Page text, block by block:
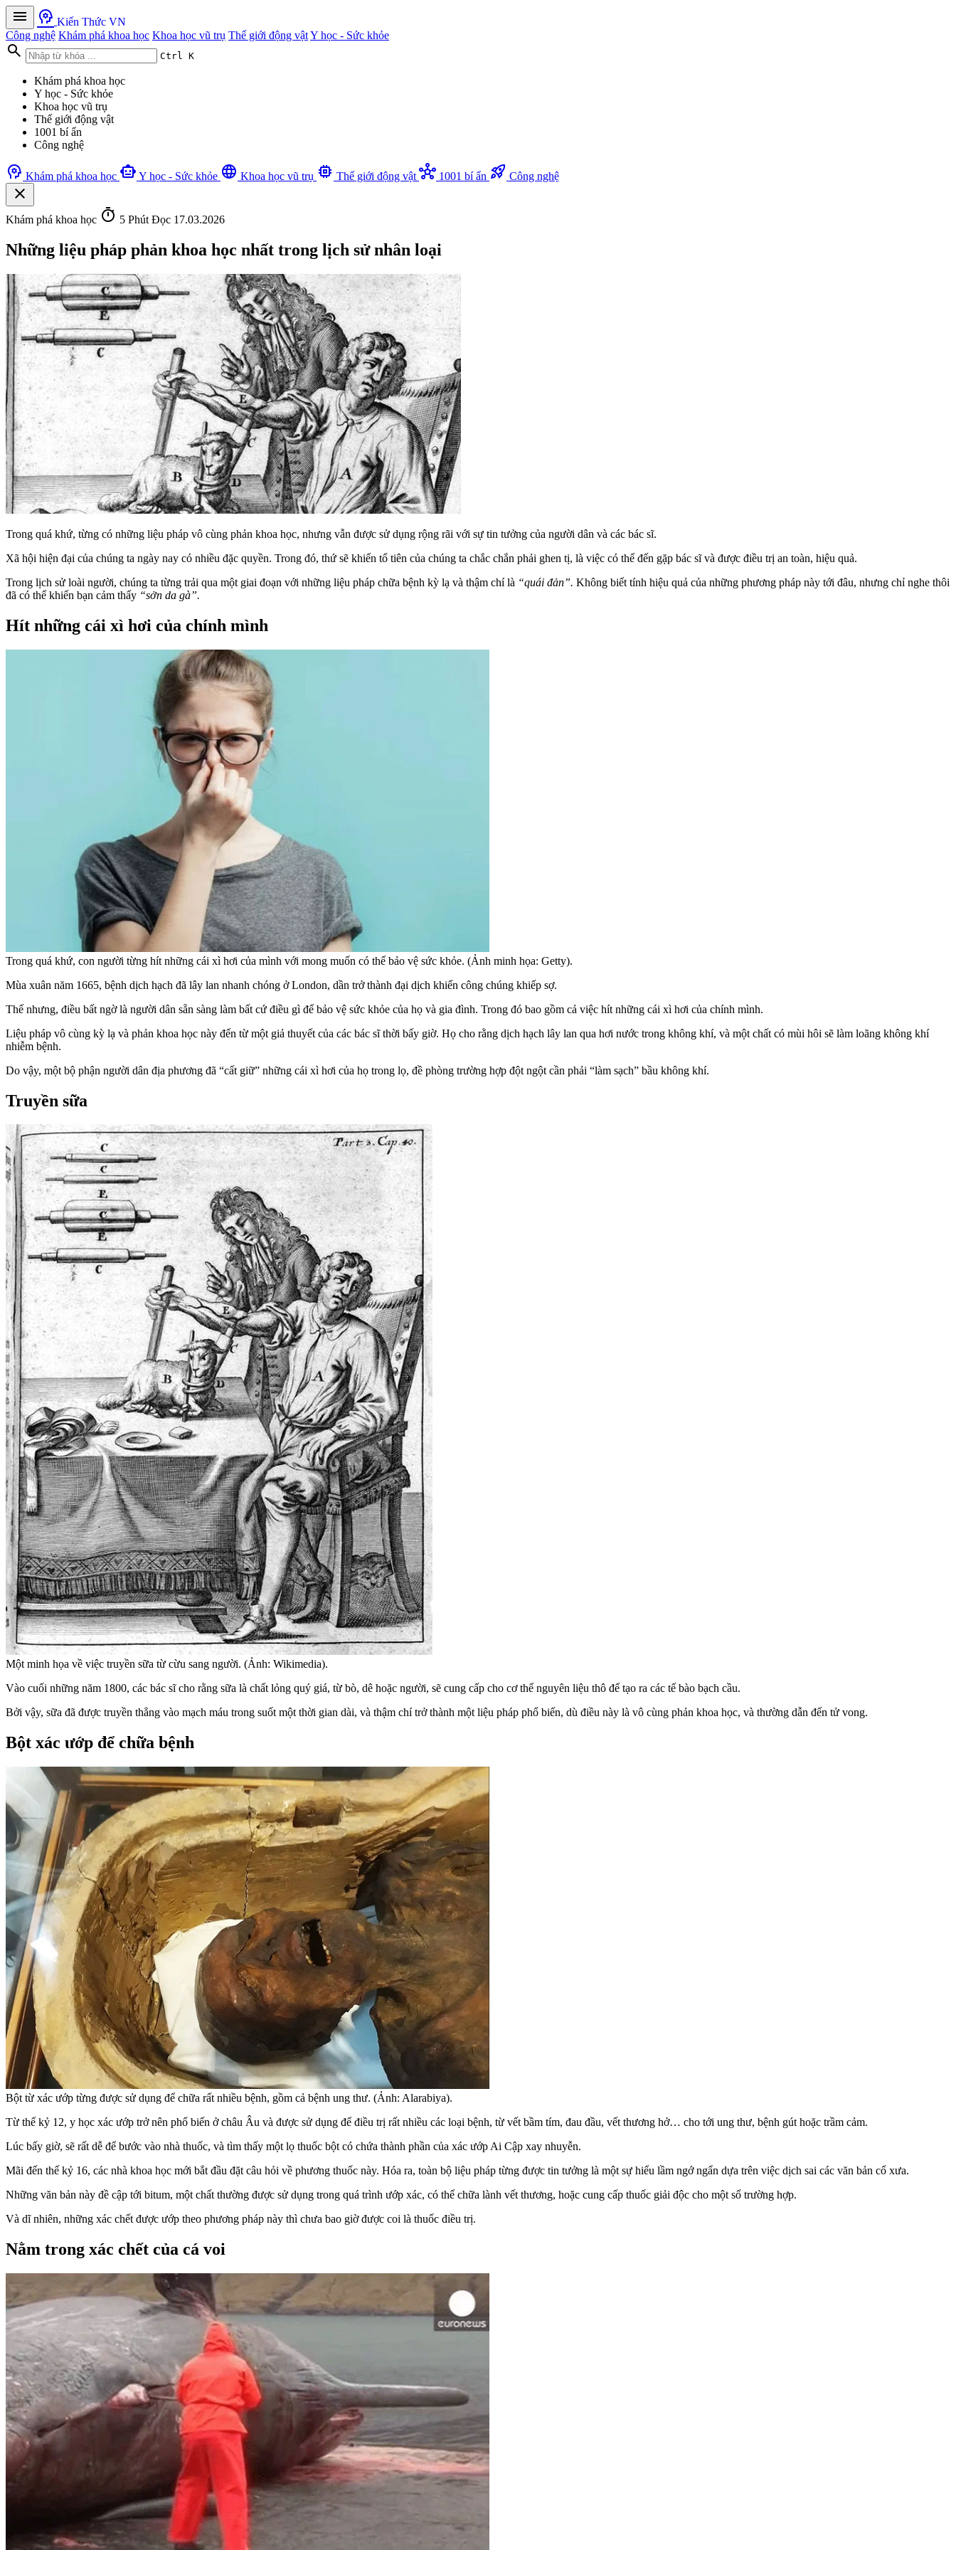
menu psychology Kiến Thức VN
Công nghệ Khám phá khoa học Khoa học vũ trụ Thế giới động vậtY học - Sức khỏe
search Ctrl K
Khám phá khoa học
Y học - Sức khỏe
Khoa học vũ trụ
Thế giới động vật
1001 bí ẩn
Công nghệ
psychology Khám phá khoa học smart_toy Y học - Sức khỏe language Khoa học vũ trụ memory Thế giới động vật hub 1001 bí ẩn rocket_launch Công nghệ
close
Khám phá khoa học timer 5 Phút Đọc 17.03.2026
Những liệu pháp phản khoa học nhất trong lịch sử nhân loại
Trong quá khứ, từng có những liệu pháp vô cùng phản khoa học, nhưng vẫn được sử dụng rộng rãi với sự tin tưởng của người dân và các bác sĩ.
Xã hội hiện đại của chúng ta ngày nay có nhiều đặc quyền. Trong đó, thứ sẽ khiến tổ tiên của chúng ta chắc chắn phải ghen tị, là việc có thể đến gặp bác sĩ và được điều trị an toàn, hiệu quả.
Trong lịch sử loài người, chúng ta từng trải qua một giai đoạn với những liệu pháp chữa bệnh kỳ lạ và thậm chí là “quái đản”. Không biết tính hiệu quả của những phương pháp này tới đâu, nhưng chỉ nghe thôi
đã có thể khiến bạn cảm thấy “sởn da gà”.
Hít những cái xì hơi của chính mình
Trong quá khứ, con người từng hít những cái xì hơi của mình với mong muốn có thể bảo vệ sức khỏe. (Ảnh minh họa: Getty).
Mùa xuân năm 1665, bệnh dịch hạch đã lây lan nhanh chóng ở London, dần trở thành đại dịch khiến công chúng khiếp sợ.
Thế nhưng, điều bất ngờ là người dân sẵn sàng làm bất cứ điều gì để bảo vệ sức khỏe của họ và gia đình. Trong đó bao gồm cả việc hít những cái xì hơi của chính mình.
Liệu pháp vô cùng kỳ lạ và phản khoa học này đến từ một giả thuyết của các bác sĩ thời bấy giờ. Họ cho rằng dịch hạch lây lan qua hơi nước trong không khí, và một chất có mùi hôi sẽ làm loãng không khí
nhiễm bệnh.
Do vậy, một bộ phận người dân địa phương đã “cất giữ” những cái xì hơi của họ trong lọ, đề phòng trường hợp đột ngột cần phải “làm sạch” bầu không khí.
Truyền sữa
Một minh họa về việc truyền sữa từ cừu sang người. (Ảnh: Wikimedia).
Vào cuối những năm 1800, các bác sĩ cho rằng sữa là chất lỏng quý giá, từ bò, dê hoặc người, sẽ cung cấp cho cơ thể nguyên liệu thô để tạo ra các tế bào bạch cầu.
Bởi vậy, sữa đã được truyền thẳng vào mạch máu trong suốt một thời gian dài, và thậm chí trở thành một liệu pháp phổ biến, dù điều này là vô cùng phản khoa học, và thường dẫn đến tử vong.
Bột xác ướp để chữa bệnh
Bột từ xác ướp từng được sử dụng để chữa rất nhiều bệnh, gồm cả bệnh ung thư. (Ảnh: Alarabiya).
Từ thế kỷ 12, y học xác ướp trở nên phổ biến ở châu Âu và được sử dụng để điều trị rất nhiều các loại bệnh, từ vết bầm tím, đau đầu, vết thương hở… cho tới ung thư, bệnh gút hoặc trầm cảm.
Lúc bấy giờ, sẽ rất dễ để bước vào nhà thuốc, và tìm thấy một lọ thuốc bột có chứa thành phần của xác ướp Ai Cập xay nhuyễn.
Mãi đến thế kỷ 16, các nhà khoa học mới bắt đầu đặt câu hỏi về phương thuốc này. Hóa ra, toàn bộ liệu pháp từng được tin tưởng là một sự hiểu lầm ngớ ngẩn dựa trên việc dịch sai các văn bản cổ xưa.
Những văn bản này đề cập tới bitum, một chất thường được sử dụng trong quá trình ướp xác, có thể chữa lành vết thương, hoặc cung cấp thuốc giải độc cho một số trường hợp.
Và dĩ nhiên, những xác chết được ướp theo phương pháp này thì chưa bao giờ được coi là thuốc điều trị.
Nằm trong xác chết của cá voi